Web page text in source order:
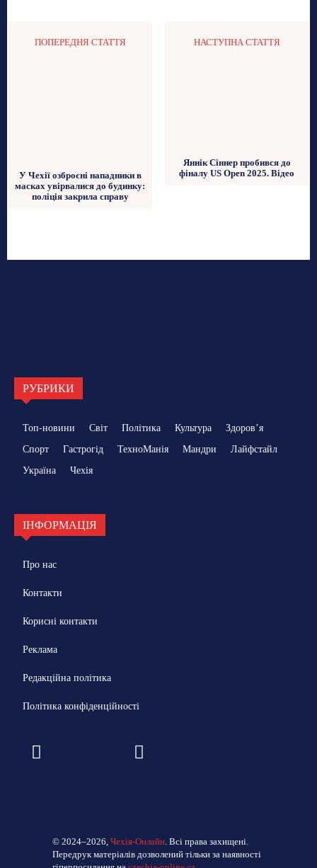
ПОПЕРЕДНЯ СТАТТЯ
У Чехії озброєні нападники в
масках увірвалися до будинку:
поліція закрила справу
НАСТУПНА СТАТТЯ
Яннік Сіннер пробився до
фіналу US Open 2025. Відео
РУБРИКИ
Топ-новини Світ Політика Культура
Здоровʼя
Спорт
Гастрогід ТехноМанія Мандри
Лайфстайл
Україна
Чехія
ІНФОРМАЦІЯ
Про нас
Контакти
Корисні контакти
Реклама
Редакційна політика
Політика конфіденційності
© 2024–2026,Чехія-Онлайн . Всі права захищені.
Передрук матеріалів дозволений тільки за наявності